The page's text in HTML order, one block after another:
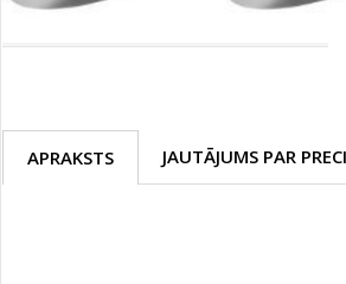
TOP piemājas dārzam 2024
APRAKSTS JAUTĀJUMS PAR PRECI